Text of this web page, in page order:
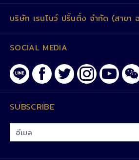
บริษัท เรนโบว์ ปริ้นติ้ง จำกัด (สาขา ฉ
SOCIAL MEDIA
SUBSCRIBE